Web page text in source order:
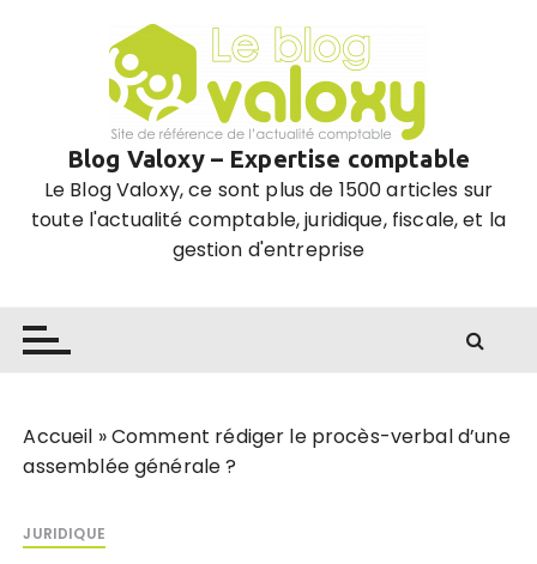
Blog Valoxy – Expertise comptable
Le Blog Valoxy, ce sont plus de 1500 articles sur
toute l'actualité comptable, juridique, fiscale, et la
gestion d'entreprise
Accueil »Comment rédiger le procès-verbal d’une
assemblée générale ?
JURIDIQUE